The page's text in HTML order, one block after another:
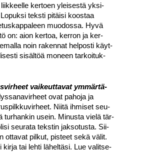
liik­keel­le ker­toen ylei­ses­tä yksi­
teks­ti pitäi­si koos­taa
muo­dos­sa. Hyvä
on: aion ker­toa, ker­ron ja ker­
noin raken­nat hel­pos­ti käyt­
sisäl­töä moneen tar­koi­tuk­
vai­keut­ta­vat ymmär­tä­
ovat paho­ja ja
Nii­tä ihmi­set seu­
tur­han­kin usein. Minus­ta vie­lä tär­
seu­ra­ta teks­tin jak­so­tus­ta. Sii­
otta­vat pil­kut, pis­teet sekä välit.
kir­ja tai leh­ti lähel­tä­si. Lue valit­se­